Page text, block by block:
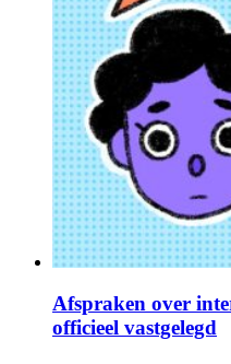
Afspraken over
officieel vastgelegd